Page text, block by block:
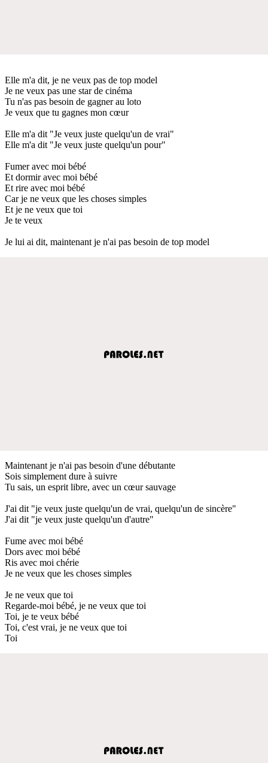
Elle m'a dit, je ne veux pas de top model
Je ne veux pas une star de cinéma
Tu n'as pas besoin de gagner au loto
Je veux que tu gagnes mon cœur
Elle m'a dit "Je veux juste quelqu'un de vrai"
Elle m'a dit "Je veux juste quelqu'un pour"
Fumer avec moi bébé
Et dormir avec moi bébé
Et rire avec moi bébé
Car je ne veux que les choses simples
Et je ne veux que toi
Je te veux
Je lui ai dit, maintenant je n'ai pas besoin de top model
Maintenant je n'ai pas besoin d'une débutante
Sois simplement dure à suivre
Tu sais, un esprit libre, avec un cœur sauvage
J'ai dit "je veux juste quelqu'un de vrai, quelqu'un de sincère"
J'ai dit "je veux juste quelqu'un d'autre"
Fume avec moi bébé
Dors avec moi bébé
Ris avec moi chérie
Je ne veux que les choses simples
Je ne veux que toi
Regarde-moi bébé, je ne veux que toi
Toi, je te veux bébé
Toi, c'est vrai, je ne veux que toi
Toi